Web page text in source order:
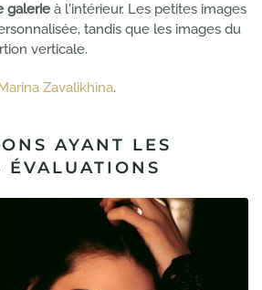
galerie à l'intérieur. Les petites images
tandis que les images du
verticale.
Zavalikhina.
AYANT LES
ÉVALUATIONS